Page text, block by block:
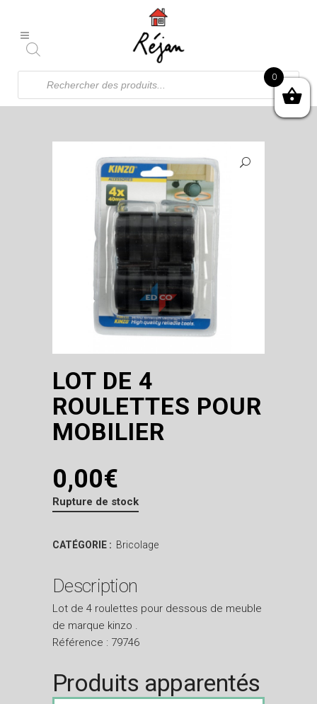
Recherche
produits
LOT DE 4
ROULETTES POUR
MOBILIER
0,00€
Rupture de stock
CATÉGORIE : Bricolage
Description
Lot de 4 roulettes pour dessous de meuble
de marque kinzo .
Référence : 79746
Produits apparentés
0